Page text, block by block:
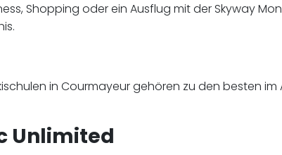
Shopping oder ein Ausflug mit der Skyway
in Courmayeur gehören zu den besten
Unlimited